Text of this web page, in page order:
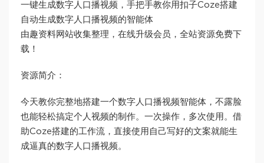
一键生成数字人口播视频，手把手教你用扣子Coze搭建
自动生成数字人口播视频的智能体
由趣资料网站收集整理，在线升级会员，全站资源免费下
载！
资源简介：
今天教你完整地搭建一个数字人口播视频智能体，不露脸
也能轻松搞定个人视频的制作。一次操作，多次使用。借
助Coze搭建的工作流，直接使用自己写好的文案就能生
成逼真的数字人口播视频。